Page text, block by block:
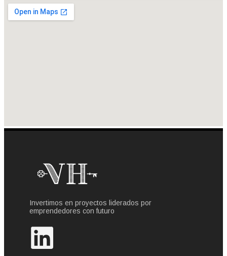
Invertimos en proyectos liderados por
emprendedores con futuro